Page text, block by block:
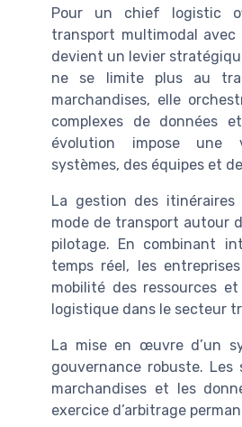
Pour un chief logistic
transport multimodal
devient un levier
ne se limite plus au
marchandises, elle
complexes de données
évolution impose une
systèmes, des équipes et
La gestion des
mode de transport autour
pilotage. En combinant
temps réel, les
mobilité des ressources
logistique dans le secteur
La mise en œuvre d’un
gouvernance robuste.
marchandises et les
exercice d’arbitrage